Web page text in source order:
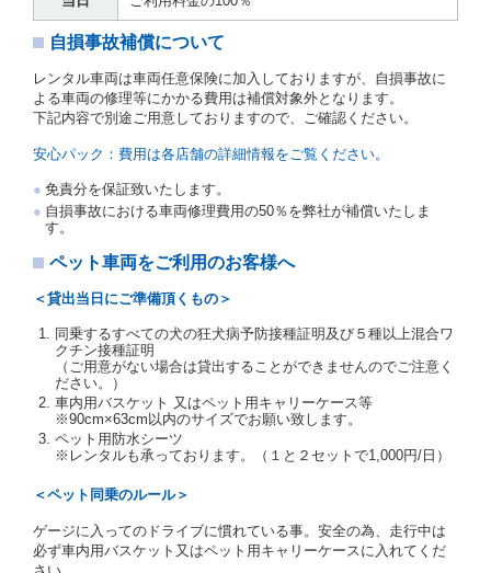
写しを添付するため、貸渡契約の締結にあたり、借受
人に対し、借受人の指定する運転者（以下「運転者」
といいます。）の運転免許証の提示を求めるほか、そ
の写しの提出を求めることがあります。この場合、借
受人は、自己が運転者であるときは自己の運転免許証
の運転免許証を提示するものとします。
交通局長通達「レンタカーに関する基本通達」（自
旅第138号 平成7年6月13日）の２．(10)及び(11)の
注２）運転免許証とは、道路交通法第９２条に規定
される運転免許証のうち、道路交通法施行規則第１
９条別記様式第１４の書式の運転免許証をいいま
す。
当社は、貸渡契約の締結にあたり、借受人及び運転者
に対し、運転免許証のほかに本人確認ができる書類の
提示を求め、及び提出された書類の写しをとることが
あります。
当社は、貸渡契約の締結にあたり、借受期間中に借受
人及び運転者と連絡するための携帯電話番号等の告知
を求めます。
レジットカード若しくは現金による支払いを求め、又
借受人は契約後の借受期間の延長はできないものとし
ます。
自損事故補償について
レンタル車両は車両任意保険に加入しておりますが、自損事故に
よる車両の修理等にかかる費用は補償対象外となります。
下記内容で別途ご用意しておりますので、ご確認ください。
安心パック：費用は各店舗の詳細情報をご覧ください。
免責分を保証致いたします。
自損事故における車両修理費用の50％を弊社が補償いたしま
す。
ペット車両をご利用のお客様へ
＜貸出当日にご準備頂くもの＞
同乗するすべての犬の狂犬病予防接種証明及び５種以上混合ワ
クチン接種証明
（ご用意がない場合は貸出することができませんのでご注意く
ださい。）
車内用バスケット 又はペット用キャリーケース等
※90cm×63cm以内のサイズでお願い致します。
ペット用防水シーツ
※レンタルも承っております。（１と２セットで1,000円/日）
＜ペット同乗のルール＞
ゲージに入ってのドライブに慣れている事。安全の為、走行中は
必ず車内用バスケット又はペット用キャリーケースに入れてくだ